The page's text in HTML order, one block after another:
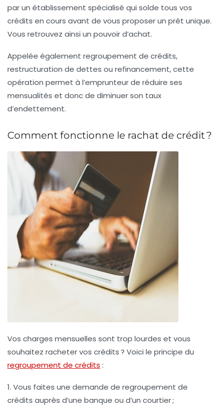
par un établissement spécialisé qui solde tous vos
crédits en cours avant de vous proposer un prêt unique.
Vous retrouvez ainsi un pouvoir d’achat.
Appelée également regroupement de crédits,
restructuration de dettes ou refinancement, cette
opération permet à l’emprunteur de réduire ses
mensualités et donc de diminuer son taux
d’endettement.
Comment fonctionne le rachat de crédit ?
Vos charges mensuelles sont trop lourdes et vous
souhaitez racheter vos crédits ? Voici le principe du
regroupement de crédits :
1. Vous faites une demande de regroupement de
crédits auprès d’une banque ou d’un courtier ;